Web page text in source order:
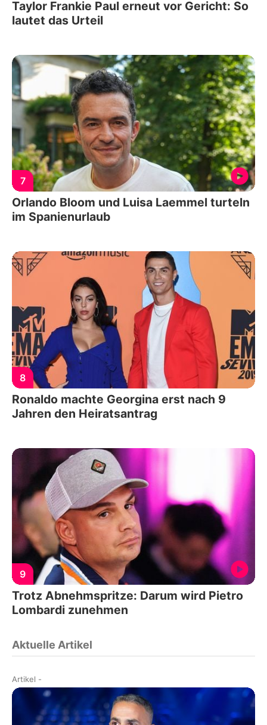
Taylor Frankie Paul erneut vor Gericht: So
lautet das Urteil
7
Orlando Bloom und Luisa Laemmel turteln
im Spanienurlaub
8
Ronaldo machte Georgina erst nach 9
Jahren den Heiratsantrag
9
Trotz Abnehmspritze: Darum wird Pietro
Lombardi zunehmen
Aktuelle Artikel
Artikel -